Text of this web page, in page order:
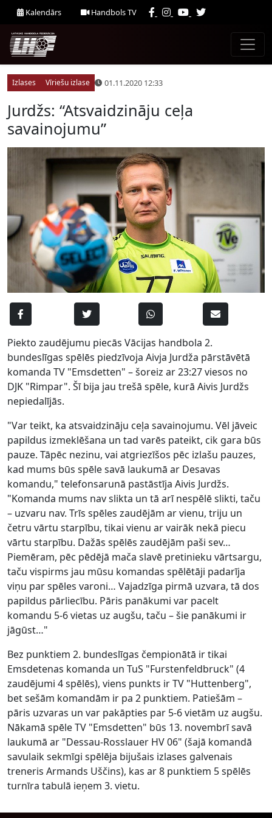
Kalendārs Handbols TV
Izlases Vīriešu izlase 01.11.2020 12:33
Jurdžs: “Atsvaidzināju ceļa
savainojumu”
Piekto zaudējumu piecās Vācijas handbola 2.
bundeslīgas spēlēs piedzīvoja Aivja Jurdža pārstāvētā
komanda TV "Emsdetten" – šoreiz ar 23:27 viesos no
DJK "Rimpar". Šī bija jau trešā spēle, kurā Aivis Jurdžs
nepiedalījās.
"Var teikt, ka atsvaidzināju ceļa savainojumu. Vēl jāveic
papildus izmeklēšana un tad varēs pateikt, cik gara būs
pauze. Tāpēc nezinu, vai atgriezīšos pēc izlašu pauzes,
kad mums būs spēle savā laukumā ar Desavas
komandu," telefonsarunā pastāstīja Aivis Jurdžs.
"Komanda mums nav slikta un tā arī nespēlē slikti, taču
– uzvaru nav. Trīs spēles zaudējām ar vienu, triju un
četru vārtu starpību, tikai vienu ar vairāk nekā piecu
vārtu starpību. Dažās spēlēs zaudējām paši sev…
Piemēram, pēc pēdējā mača slavē pretinieku vārtsargu,
taču vispirms jau mūsu komandas spēlētāji padarīja
viņu par spēles varoni… Vajadzīga pirmā uzvara, tā dos
papildus pārliecību. Pāris panākumi var pacelt
komandu 5-6 vietas uz augšu, taču – šie panākumi ir
jāgūst…"
Bez punktiem 2. bundeslīgas čempionātā ir tikai
Emsdetenas komanda un TuS "Furstenfeldbruck" (4
zaudējumi 4 spēlēs), viens punkts ir TV "Huttenberg",
bet sešām komandām ir pa 2 punktiem. Patiešām –
pāris uzvaras un var pakāpties par 5-6 vietām uz augšu.
Nākamā spēle TV "Emsdetten" būs 13. novembrī savā
laukumā ar "Dessau-Rosslauer HV 06" (šajā komandā
savulaik sekmīgi spēlēja bijušais izlases galvenais
treneris Armands Uščins), kas ar 8 punktiem 5 spēlēs
turnīra tabulā ieņem 3. vietu.